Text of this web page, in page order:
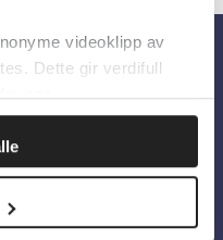
videoklipp av
Dette gir verdifull
oss.